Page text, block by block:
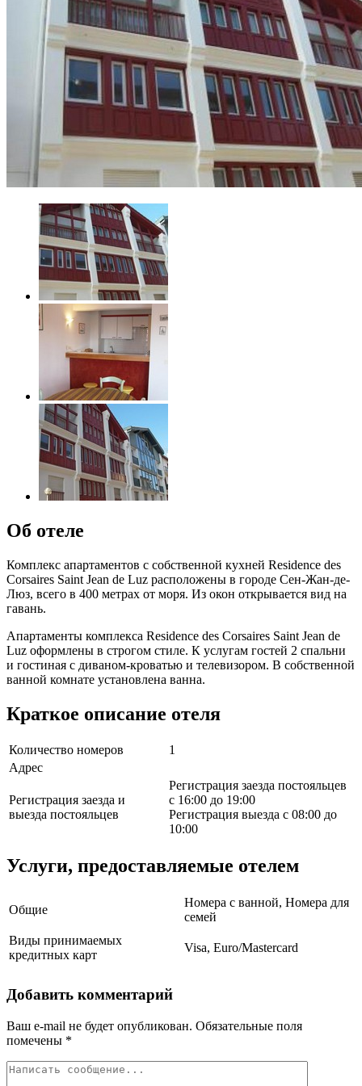
Об отеле
Комплекс апартаментов с собственной кухней Residence des
Corsaires Saint Jean de Luz расположены в городе Сен-Жан-де-
Люз, всего в 400 метрах от моря. Из окон открывается вид на
гавань.
Апартаменты комплекса Residence des Corsaires Saint Jean de
Luz оформлены в строгом стиле. К услугам гостей 2 спальни
и гостиная с диваном-кроватью и телевизором. В собственной
ванной комнате установлена ​​ванна.
Краткое описание отеля
Количество номеров
1
Адрес
Регистрация заезда и
выезда постояльцев
Регистрация заезда постояльцев
с 16:00 до 19:00
Регистрация выезда с 08:00 до
10:00
Услуги, предоставляемые отелем
Общие
Номера с ванной, Номера для
семей
Виды принимаемых
кредитных карт
Visa, Euro/Mastercard
Добавить комментарий
Ваш e-mail не будет опубликован. Обязательные поля
помечены *